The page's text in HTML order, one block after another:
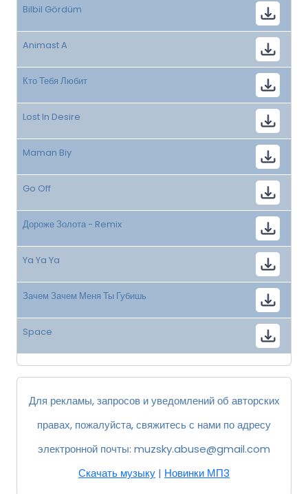
Bilbil Gördüm
Animast A
Кто Тебя Любит
Lost In Desire
Maman Biy
Go Off
Дороже Золота - Remix
Ya Ya Ya
Зачем Зачем Меня Ты Губишь
Space
Для рекламы, запросов и уведомлений об авторских
правах, пожалуйста, свяжитесь с нами по адресу
электронной почты: muzsky.abuse@gmail.com
Скачать музыку | Новинки МП3